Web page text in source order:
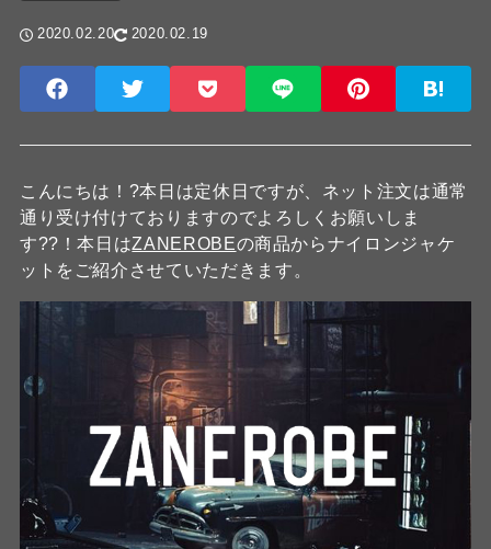
2020.02.20 2020.02.19
こんにちは！?本日は定休日ですが、ネット注文は通常
通り受け付けておりますのでよろしくお願いしま
す??！本日はZANEROBEの商品からナイロンジャケ
ットをご紹介させていただきます。